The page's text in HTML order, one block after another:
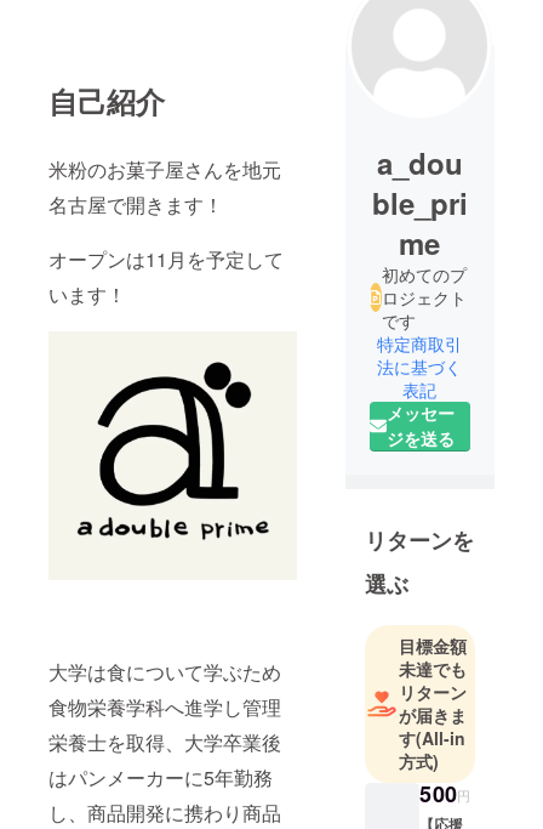
自己紹介
米粉のお菓子屋さんを地元
名古屋で開きます！
オープンは11月を予定して
います！
大学は食について学ぶため
食物栄養学科へ進学し管理
栄養士を取得、大学卒業後
はパンメーカーに5年勤務
し、商品開発に携わり商品
a_dou
ble_pri
me
初めてのプ
ロジェクト
です
特定商取引
法に基づく
表記
メッセー
ジを送る
リターンを
選ぶ
目標金額
未達でも
リターン
が届きま
す(All-in
方式)
500円
【応援